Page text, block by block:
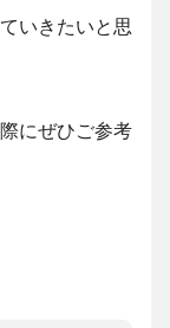
いきたいと思
にぜひご参考